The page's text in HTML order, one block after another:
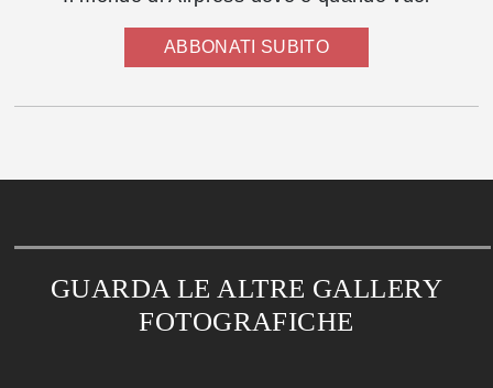
ABBONATI SUBITO
GUARDA LE ALTRE GALLERY
FOTOGRAFICHE